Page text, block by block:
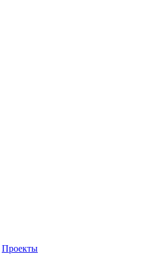
Проекты